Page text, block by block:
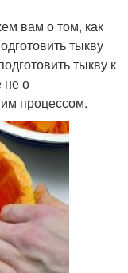
вам о том, как
тыкву
тыкву к
не о
процессом.